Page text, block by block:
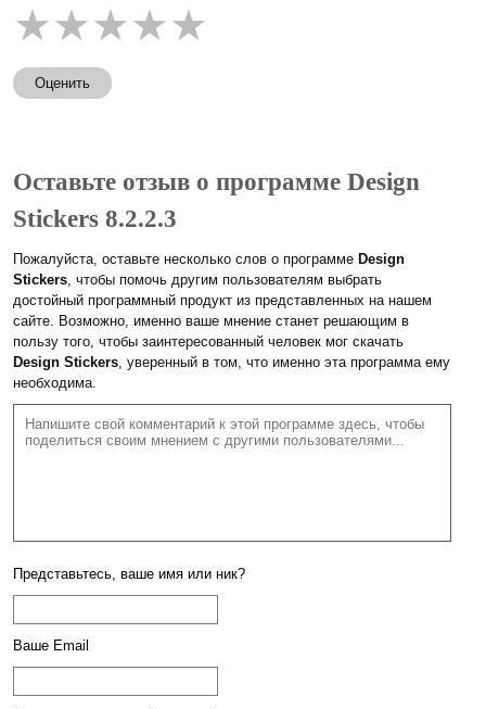
★★★★★
Оценить
Оставьте отзыв о программе Design
Stickers 8.2.2.3
Пожалуйста, оставьте несколько слов о программе Design
Stickers, чтобы помочь другим пользователям выбрать
достойный программный продукт из представленных на нашем
сайте. Возможно, именно ваше мнение станет решающим в
пользу того, чтобы заинтересованный человек мог скачать
Design Stickers, уверенный в том, что именно эта программа ему
необходима.
Представьтесь, ваше имя или ник?
Ваше Email